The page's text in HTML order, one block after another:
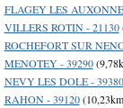
FLAGEY LES
VILLERS ROTIN - 21130
ROCHEFORT SUR
MENOTEY - 39290
NEVY LES DOLE - 39380
RAHON - 39120